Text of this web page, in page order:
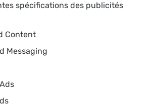
spécifications des publicités
Content
Messaging